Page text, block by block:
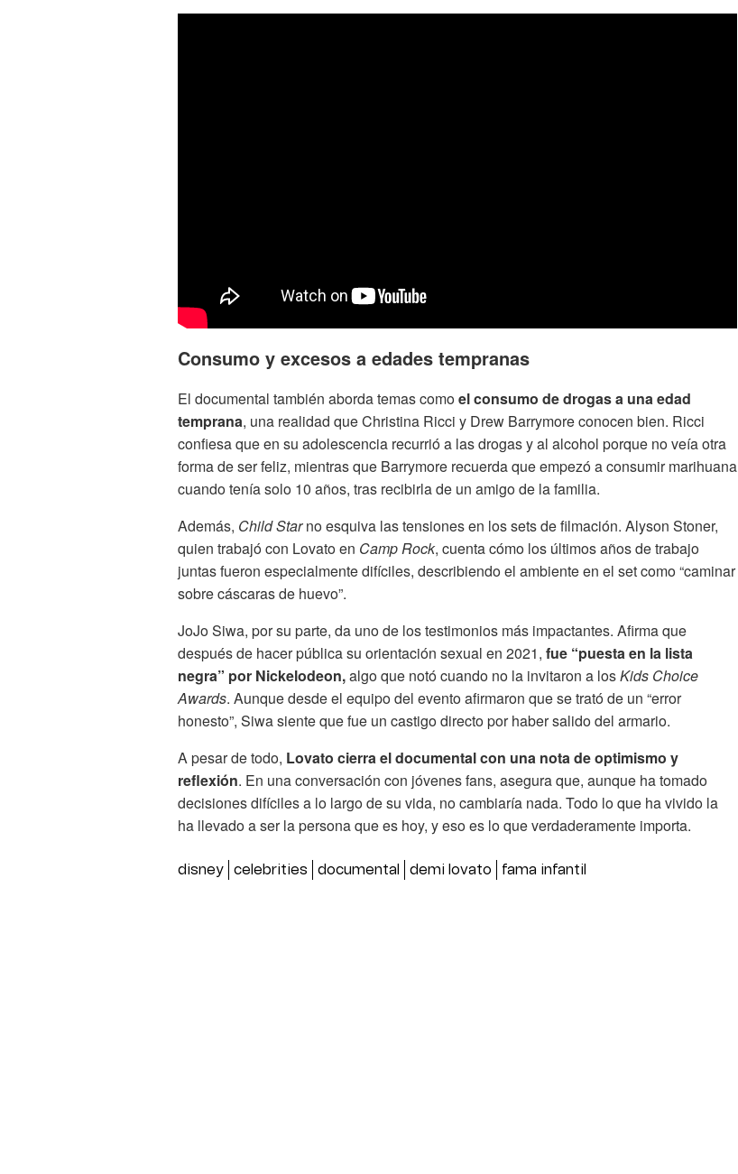
Consumo y excesos a edades tempranas
El documental también aborda temas comoel consumo de drogas a una edad
temprana, una realidad que Christina Ricci y Drew Barrymore conocen bien. Ricci
confiesa que en su adolescencia recurrió a las drogas y al alcohol porque no veía otra
forma de ser feliz, mientras que Barrymore recuerda que empezó a consumir marihuana
cuando tenía solo 10 años, tras recibirla de un amigo de la familia.
Además, Child Starno esquiva las tensiones en los sets de filmación. Alyson Stoner,
quien trabajó con Lovato en Camp Rock, cuenta cómo los últimos años de trabajo
juntas fueron especialmente difíciles, describiendo el ambiente en el set como “caminar
sobre cáscaras de huevo”.
JoJo Siwa, por su parte, da uno de los testimonios más impactantes. Afirma que
después de hacer pública su orientación sexual en 2021, fue “puesta en la lista
negra” por Nickelodeon,algo que notó cuando no la invitaron a losKids Choice
Awards. Aunque desde el equipo del evento afirmaron que se trató de un “error
honesto”, Siwa siente que fue un castigo directo por haber salido del armario.
A pesar de todo, Lovato cierra el documental con una nota de optimismo y
reflexión. En una conversación con jóvenes fans, asegura que, aunque ha tomado
decisiones difíciles a lo largo de su vida, no cambiaría nada. Todo lo que ha vivido la
ha llevado a ser la persona que es hoy, y eso es lo que verdaderamente importa.
disney celebrities documental demi lovato fama infantil